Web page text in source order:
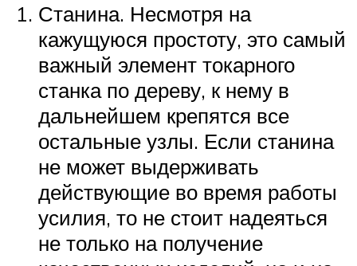
Станина. Несмотря на
кажущуюся простоту, это самый
важный элемент токарного
станка по дереву, к нему в
дальнейшем крепятся все
остальные узлы. Если станина
не может выдерживать
действующие во время работы
усилия, то не стоит надеяться
не только на получение